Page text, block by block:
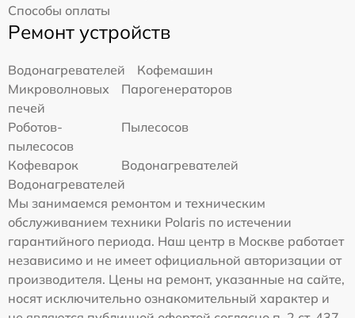
Способы оплаты
Ремонт устройств
Водонагревателей
Кофемашин
Микроволновых
печей
Парогенераторов
Роботов-
пылесосов
Пылесосов
Кофеварок
Водонагревателей
Водонагревателей
Мы занимаемся ремонтом и техническим
обслуживанием техники Polaris по истечении
гарантийного периода. Наш центр в Москве работает
независимо и не имеет официальной авторизации от
производителя. Цены на ремонт, указанные на сайте,
носят исключительно ознакомительный характер и